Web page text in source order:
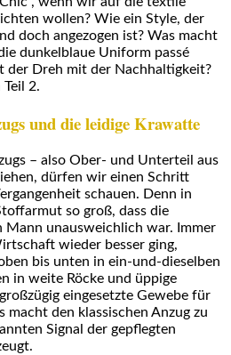
wollen? Wie ein Style, der
doch angezogen ist? Was macht
dunkelblaue Uniform passé
der Dreh mit der Nachhaltigkeit?
2.
und die leidige Krawatte
– also Ober- und Unterteil aus
dürfen wir einen Schritt
schauen. Denn in
so groß, dass die
Mann unausweichlich war. Immer
wieder besser ging,
bis unten in ein-und-dieselben
in weite Röcke und üppige
eingesetzte Gewebe für
macht den klassischen Anzug zu
Signal der gepflegten